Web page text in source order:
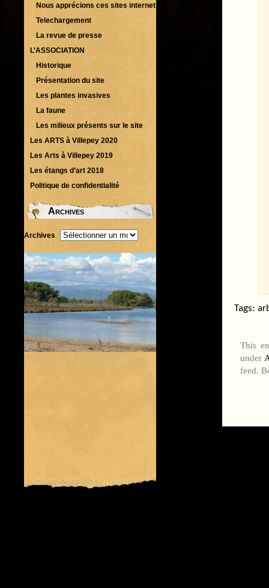
Tags:
This
under
feed.
Nous apprécions ces sites internet
Telechargement
La revue de presse
L’ASSOCIATION
Historique
Présentation du site
Les plantes invasives
La faune
Les milieux présents sur le site
Les ARTS à Villepey 2020
Les Arts à Villepey 2019
Les étangs d’art 2018
Politique de confidentialité
Archives
Archives